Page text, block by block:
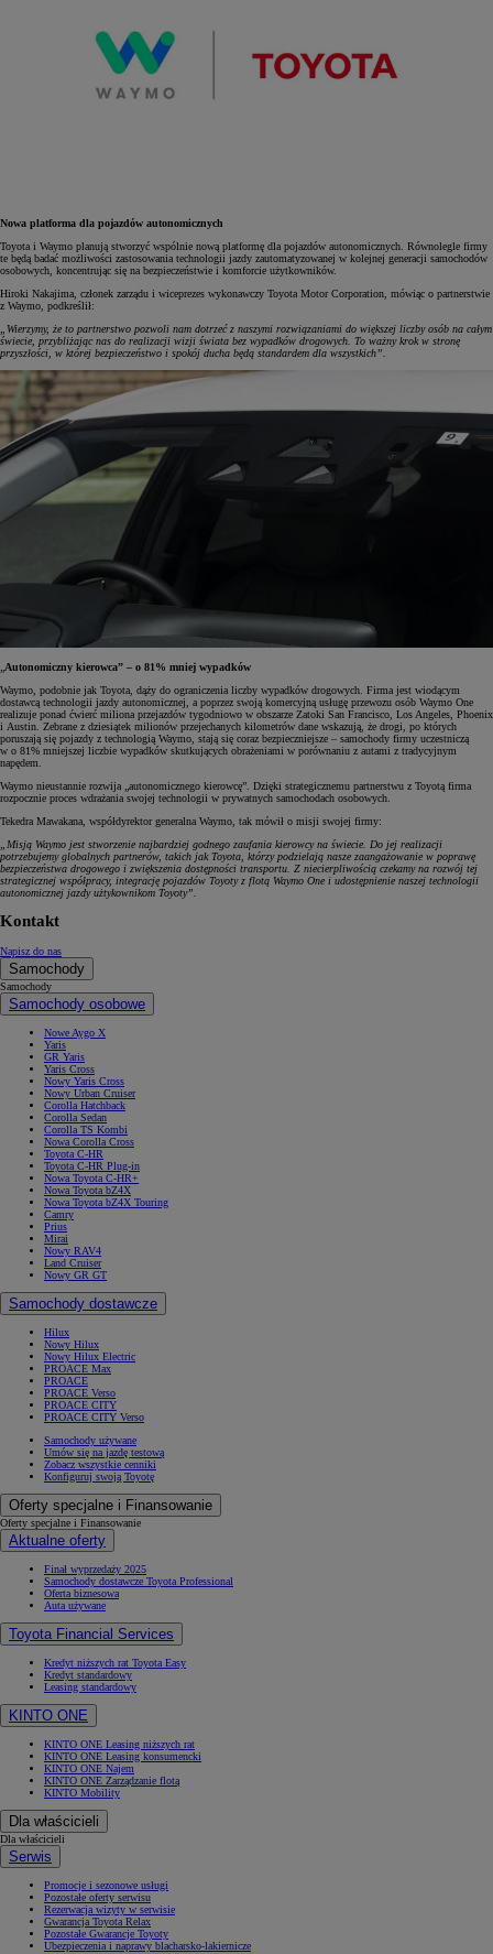
Nowa platforma dla pojazdów autonomicznych
Toyota i Waymo planują stworzyć wspólnie nową platformę dla pojazdów autonomicznych. Równolegle firmy
te będą badać możliwości zastosowania technologii jazdy zautomatyzowanej w kolejnej generacji samochodów
osobowych, koncentrując się na bezpieczeństwie i komforcie użytkowników.
Hiroki Nakajima, członek zarządu i wiceprezes wykonawczy Toyota Motor Corporation, mówiąc o partnerstwie
z Waymo, podkreślił:
„Wierzymy, że to partnerstwo pozwoli nam dotrzeć z naszymi rozwiązaniami do większej liczby osób na całym
świecie, przybliżając nas do realizacji wizji świata bez wypadków drogowych. To ważny krok w stronę
przyszłości, w której bezpieczeństwo i spokój ducha będą standardem dla wszystkich”.
Autonomiczny kierowca” – o 81% mniej wypadków
Waymo, podobnie jak Toyota, dąży do ograniczenia liczby wypadków drogowych. Firma jest wiodącym
dostawcą technologii jazdy autonomicznej, a poprzez swoją komercyjną usługę przewozu osób Waymo One
realizuje ponad ćwierć miliona przejazdów tygodniowo w obszarze Zatoki San Francisco, Los Angeles, Phoenix
i Austin. Zebrane z dziesiątek milionów przejechanych kilometrów dane wskazują, że drogi, po których
poruszają się pojazdy z technologią Waymo, stają się coraz bezpieczniejsze – samochody firmy uczestniczą
w o 81% mniejszej liczbie wypadków skutkujących obrażeniami w porównaniu z autami z tradycyjnym
napędem.
Waymo nieustannie rozwija „autonomicznego kierowcę”. Dzięki strategicznemu partnerstwu z Toyotą firma
rozpocznie proces wdrażania swojej technologii w prywatnych samochodach osobowych.
Tekedra Mawakana, współdyrektor generalna Waymo, tak mówił o misji swojej firmy:
„Misją Waymo jest stworzenie najbardziej godnego zaufania kierowcy na świecie. Do jej realizacji
potrzebujemy globalnych partnerów, takich jak Toyota, którzy podzielają nasze zaangażowanie w poprawę
bezpieczeństwa drogowego i zwiększenia dostępności transportu. Z niecierpliwością czekamy na rozwój tej
strategicznej współpracy, integrację pojazdów Toyoty z flotą Waymo One i udostępnienie naszej technologii
autonomicznej jazdy użtykownikom Toyoty”.
Kontakt
Napisz do nas
Samochody
Samochody
Samochody osobowe
Nowe Aygo X
Yaris
GR Yaris
Yaris Cross
Nowy Yaris Cross
Nowy Urban Cruiser
Corolla Hatchback
Corolla Sedan
Corolla TS Kombi
Nowa Corolla Cross
Toyota C-HR
Toyota C-HR Plug-in
Nowa Toyota C-HR+
Nowa Toyota bZ4X
Nowa Toyota bZ4X Touring
Camry
Prius
Mirai
Nowy RAV4
Land Cruiser
Nowy GR GT
Samochody dostawcze
Hilux
Nowy Hilux
Nowy Hilux Electric
PROACE Max
PROACE
PROACE Verso
PROACE CITY
PROACE CITY Verso
Samochody używane
Umów się na jazdę testową
Zobacz wszystkie cenniki
Konfiguruj swoją Toyotę
Oferty specjalne i Finansowanie
Oferty specjalne i Finansowanie
Aktualne oferty
Finał wyprzedaży 2025
Samochody dostawcze Toyota Professional
Oferta biznesowa
Auta używane
Toyota Financial Services
Kredyt niższych rat Toyota Easy
Kredyt standardowy
Leasing standardowy
KINTO ONE
KINTO ONE Leasing niższych rat
KINTO ONE Leasing konsumencki
KINTO ONE Najem
KINTO ONE Zarządzanie flotą
KINTO Mobility
Dla właścicieli
Dla właścicieli
Serwis
Promocje i sezonowe usługi
Pozostałe oferty serwisu
Rezerwacja wizyty w serwisie
Gwarancja Toyota Relax
Pozostałe Gwarancje Toyoty
Ubezpieczenia i naprawy blacharsko-lakiernicze